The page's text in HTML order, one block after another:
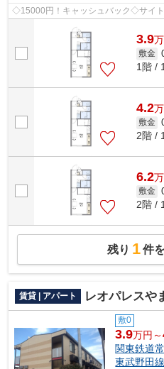
◇15000円！キャッシュバック◇サイ
3.9万
敷金
1階 /
4.2万
敷金
2階 /
6.2万
敷金
2階 /
残り 1件
賃貸 | アパート レオパレスや
敷0
3.9万円～
関東鉄道
東武野田線